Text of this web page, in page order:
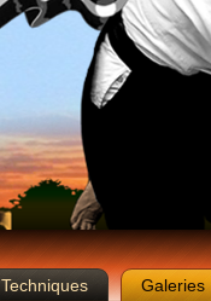
Techniques Galeries